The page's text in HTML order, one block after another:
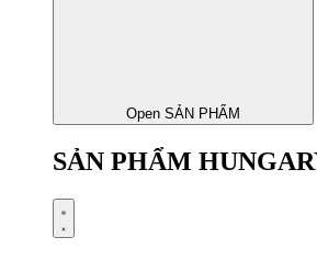
Open SẢN PHẨM
SẢN PHẨM